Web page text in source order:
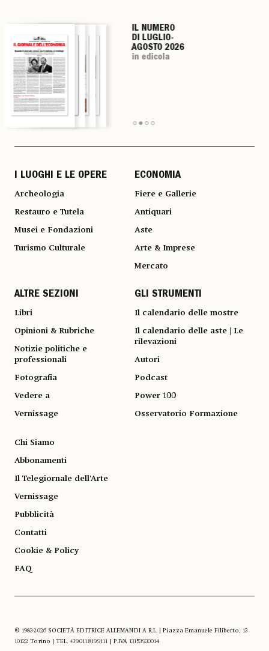
IL NUMERO
DI LUGLIO-
AGOSTO 2026
in edicola
IL NUMERO
DI LUGLIO-
AGOSTO 2026
in edicola
IL NUMERO
DI LUGLIO-
AGOSTO 2026
in edicola
IL NUMERO
DI LUGLIO-
AGOSTO 2026
in edicola
I LUOGHI E LE OPERE
Archeologia
Restauro e Tutela
Musei e Fondazioni
Turismo Culturale
ECONOMIA
Fiere e Gallerie
Antiquari
Aste
Arte & Imprese
Mercato
ALTRE SEZIONI
Libri
Opinioni & Rubriche
Notizie politiche e
professionali
Fotografia
Vedere a
Vernissage
GLI STRUMENTI
Il calendario delle mostre
Il calendario delle aste | Le
rilevazioni
Autori
Podcast
Power 100
Osservatorio Formazione
Chi Siamo
Abbonamenti
Il Telegiornale dell'Arte
Vernissage
Pubblicità
Contatti
Cookie & Policy
FAQ
© 1983-2026 SOCIETÀ EDITRICE ALLEMANDI A R.L. | Piazza Emanuele Filiberto, 13
10122 Torino | TEL. +39.011.819.9111 | P.IVA 13153930014